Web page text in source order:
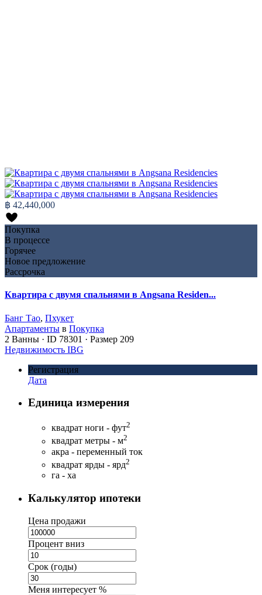
฿ 42,440,000
Покупка
В процессе
Горячее
Новое предложение
Рассрочка
Квартира с двумя спальнями в Angsana Residen...
Банг Тао, Пхукет
Апартаменты в Покупка
2 Ванны · ID 78301 · Размер 209
Недвижимость IBG
Регистрация
Дата
Единица измерения
квадрат ноги - фут2
квадрат метры - м2
акра - переменный ток
квадрат ярды - ярд2
га - ха
Калькулятор ипотеки
Цена продажи
Процент вниз
Срок (годы)
Меня интересует %